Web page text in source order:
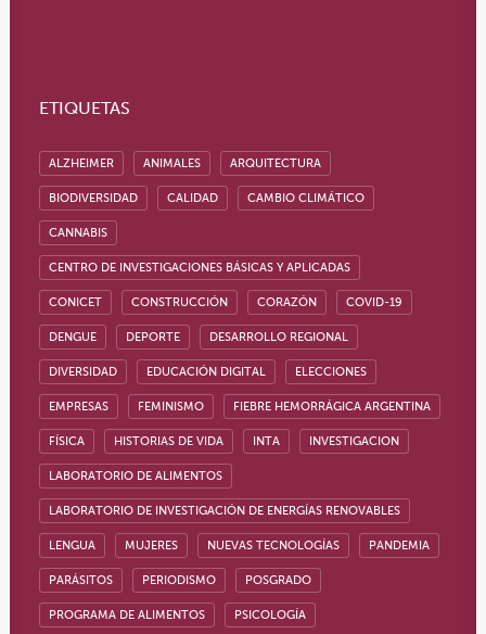
ETIQUETAS
ALZHEIMER ANIMALES ARQUITECTURA
BIODIVERSIDAD CALIDAD CAMBIO CLIMÁTICO
CANNABIS
CENTRO DE INVESTIGACIONES BÁSICAS Y APLICADAS
CONICET CONSTRUCCIÓN CORAZÓN COVID-19
DENGUE DEPORTE DESARROLLO REGIONAL
DIVERSIDAD EDUCACIÓN DIGITAL ELECCIONES
EMPRESAS FEMINISMO FIEBRE HEMORRÁGICA ARGENTINA
FÍSICA HISTORIAS DE VIDA INTA INVESTIGACION
LABORATORIO DE ALIMENTOS
LABORATORIO DE INVESTIGACIÓN DE ENERGÍAS RENOVABLES
LENGUA MUJERES NUEVAS TECNOLOGÍAS PANDEMIA
PARÁSITOS PERIODISMO POSGRADO
PROGRAMA DE ALIMENTOS PSICOLOGÍA